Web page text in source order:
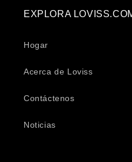
EXPLORA
Hogar
Acerca de Loviss
Contáctenos
Noticias